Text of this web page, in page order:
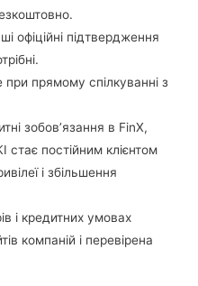
офіційні підтвердження
прямому спілкуванні з
зобов’язання в FinX,
стає постійним клієнтом
і збільшення
і кредитних умовах
компаній і перевірена